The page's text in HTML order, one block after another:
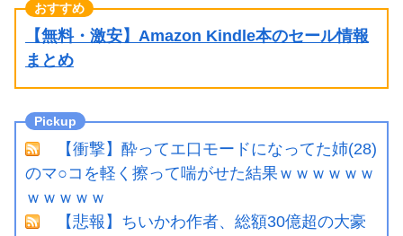
【無料・激安】Amazon Kindle本のセール情報
まとめ
【衝撃】酔ってエ口モードになってた姉(28)
のマ○コを軽く擦って喘がせた結果ｗｗｗｗｗｗ
ｗｗｗｗｗ
【悲報】ちいかわ作者、総額30億超の大豪